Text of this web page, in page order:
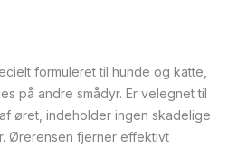
formuleret til hunde og katte,
på andre smådyr. Er velegnet til
øret, indeholder ingen skadelige
Ørerensen fjerner effektivt